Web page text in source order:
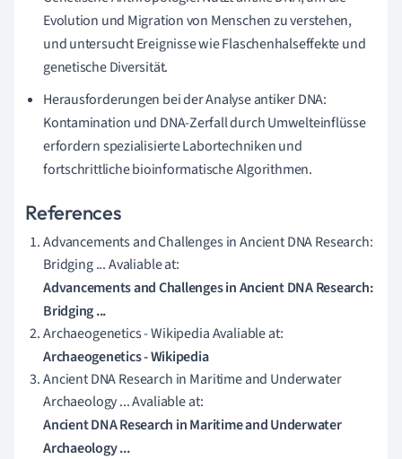
Evolution und Migration von Menschen zu verstehen,
und untersucht Ereignisse wie Flaschenhalseffekte und
genetische Diversität.
Herausforderungen bei der Analyse antiker DNA:
Kontamination und DNA-Zerfall durch Umwelteinflüsse
erfordern spezialisierte Labortechniken und
fortschrittliche bioinformatische Algorithmen.
References
Advancements and Challenges in Ancient DNA Research:
Bridging ... Avaliable at:
Advancements and Challenges in Ancient DNA Research:
Bridging ...
Archaeogenetics - Wikipedia Avaliable at:
Archaeogenetics - Wikipedia
Ancient DNA Research in Maritime and Underwater
Archaeology ... Avaliable at:
Ancient DNA Research in Maritime and Underwater
Archaeology ...